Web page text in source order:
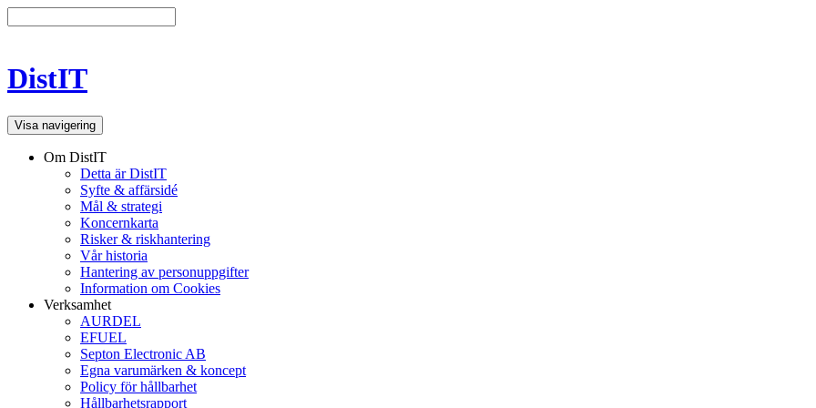
DistIT
Visa navigering
Om DistIT
Detta är DistIT
Syfte & affärsidé
Mål & strategi
Koncernkarta
Risker & riskhantering
Vår historia
Hantering av personuppgifter
Information om Cookies
Verksamhet
AURDEL
EFUEL
Septon Electronic AB
Egna varumärken & koncept
Policy för hållbarhet
Hållbarhetsrapport